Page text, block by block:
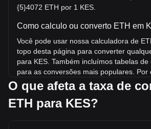
{5}4072 ETH por 1 KES.
Como calculo ou converto ETH em
Você pode usar nossa calculadora de
topo desta página para converter
para KES. Também incluímos tabelas de
para as conversões mais populares. Por
equivalente a 0.{4}2036 ETH, enquanto
torno de 1,227,885.54KES.
Qual é o maior preço que ETH/KES
O que afeta a taxa de
ETH para KES?